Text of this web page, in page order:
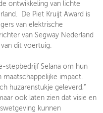
ontwikkeling van lichte
De Piet Kruijt Award is
van elektrische
van Segway Nederland
dit voertuig.
stepbedrijf Selana om hun
maatschappelijke impact.
huzarenstukje geleverd,”
ook laten zien dat visie en
kunnen